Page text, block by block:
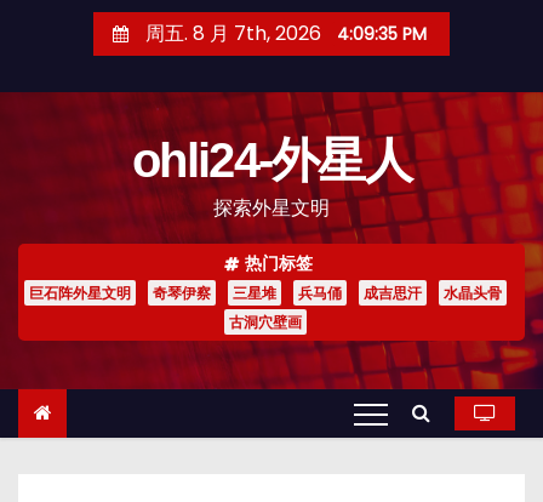
周五. 8 月 7th, 2026 4:09:36 PM
ohli24-外星人
探索外星文明
热门标签
巨石阵外星文明 奇琴伊察 三星堆 兵马俑 成吉思汗
水晶头骨
古洞穴壁画